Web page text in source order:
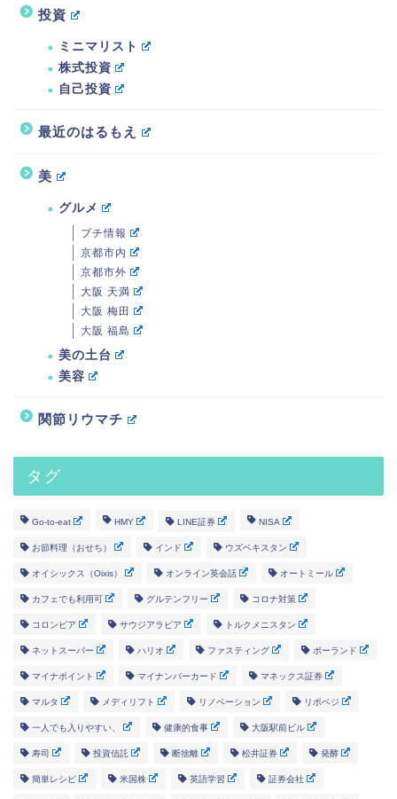
投資
ミニマリスト
株式投資
自己投資
最近のはるもえ
美
グルメ
プチ情報
京都市内
京都市外
大阪 天満
大阪 梅田
大阪 福島
美の土台
美容
関節リウマチ
タグ
Go-to-eat HMY LINE証券 NISA
お節料理（おせち） インド ウズベキスタン
オイシックス（Oixis） オンライン英会話 オートミール
カフェでも利用可 グルテンフリー コロナ対策
コロンビア サウジアラビア トルクメニスタン
ネットスーパー ハリオ ファスティング ポーランド
マイナポイント マイナンバーカード マネックス証券
マルタ メディリフト リノベーション リボベジ
一人でも入りやすい、 健康的食事 大阪駅前ビル
寿司 投資信託 断捨離 松井証券 発酵
簡単レシピ 米国株 英語学習 証券会社